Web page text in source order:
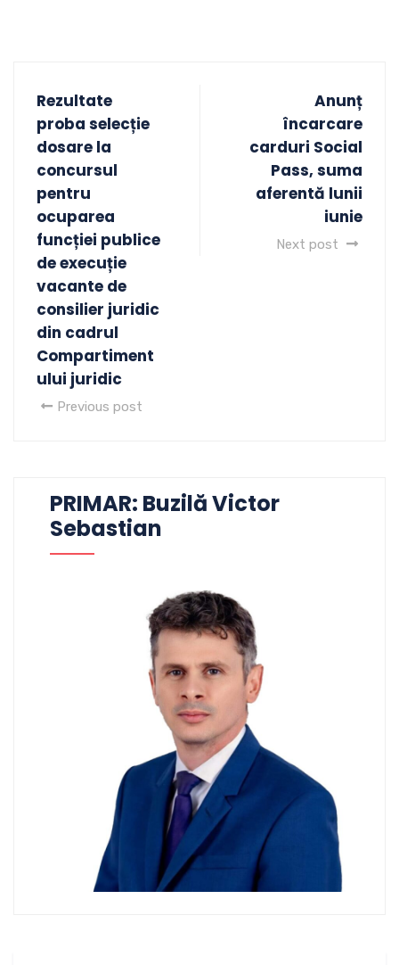
Rezultate
proba selecție
dosare la
concursul
pentru
ocuparea
funcției publice
de execuție
vacante de
consilier juridic
din cadrul
Compartiment
ului juridic
Previous post
Anunț
încarcare
carduri Social
Pass, suma
aferentă lunii
iunie
Next post
PRIMAR: Buzilă Victor
Sebastian